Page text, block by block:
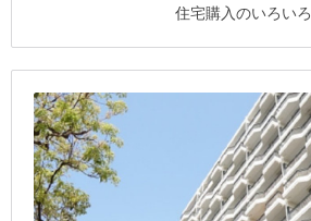
住宅購入のいろいろ